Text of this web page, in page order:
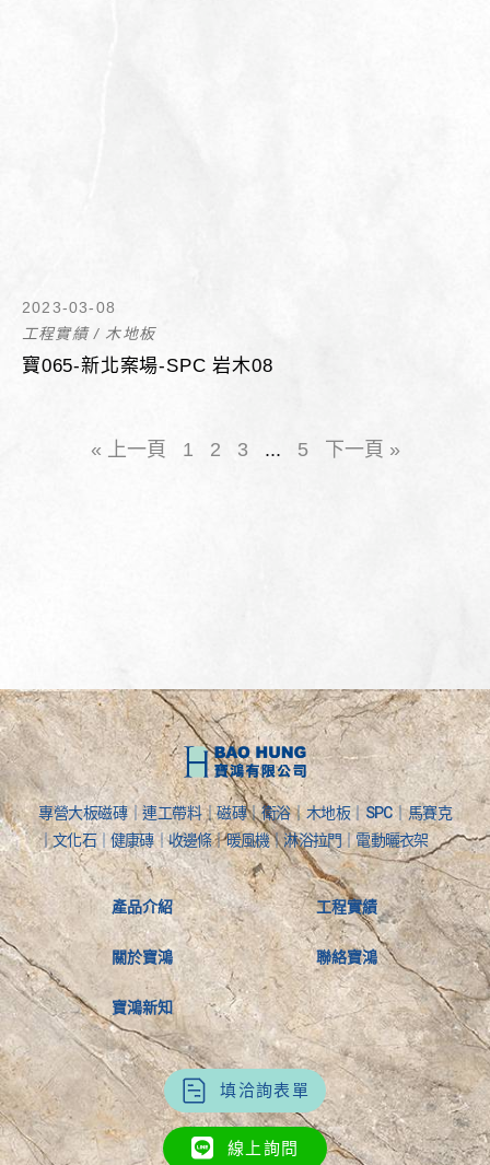
2023-03-08
工程實績/ 木地板
寶065-新北案場-SPC 岩木08
« 上一頁 1 2 3 ... 5 下一頁 »
專營大板磁磚｜連工帶料｜磁磚｜衛浴｜木地板｜SPC｜馬賽克
｜文化石｜健康磚｜收邊條｜暖風機｜淋浴拉門｜電動曬衣架
產品介紹
關於寶鴻
寶鴻新知
工程實績
聯絡寶鴻
填洽詢表單
線上詢問